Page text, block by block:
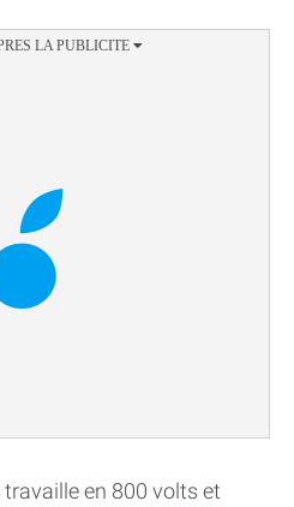
en 800 volts et